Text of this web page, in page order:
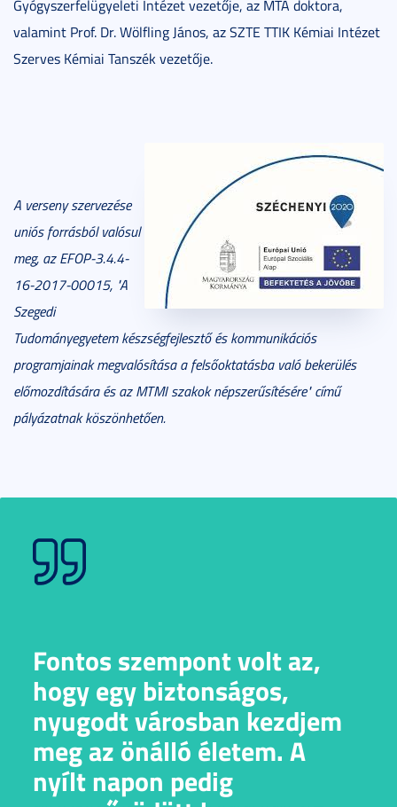
Gyógyszerfelügyeleti Intézet vezetője, az MTA doktora,
valamint Prof. Dr. Wölfling János, az SZTE TTIK Kémiai Intézet
Szerves Kémiai Tanszék vezetője.
A verseny szervezése
uniós forrásból valósul
meg, az EFOP-3.4.4-
16-2017-00015, "A
Szegedi
Tudományegyetem készségfejlesztő és kommunikációs
programjainak megvalósítása a felsőoktatásba való bekerülés
előmozdítására és az MTMI szakok népszerűsítésére" című
pályázatnak köszönhetően.
Fontos szempont volt az,
hogy egy biztonságos,
nyugodt városban kezdjem
meg az önálló életem. A
nyílt napon pedig